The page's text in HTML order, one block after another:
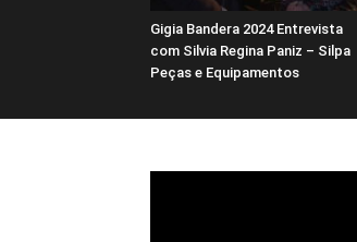
Gigia Bandera 2024 Entrevista
com Silvia Regina Paniz – Silpa
Peças e Equipamentos